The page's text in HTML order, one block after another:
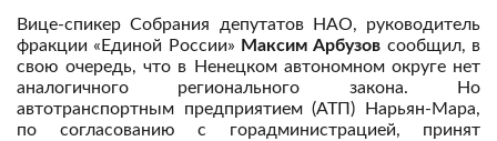
Вице-спикер Собрания депутатов НАО, руководитель
фракции «Единой России» Максим Арбузов сообщил, в
свою очередь, что в Ненецком автономном округе нет
аналогичного регионального закона. Но
автотранспортным предприятием (АТП) Нарьян-Мара,
по согласованию с горадминистрацией, принят